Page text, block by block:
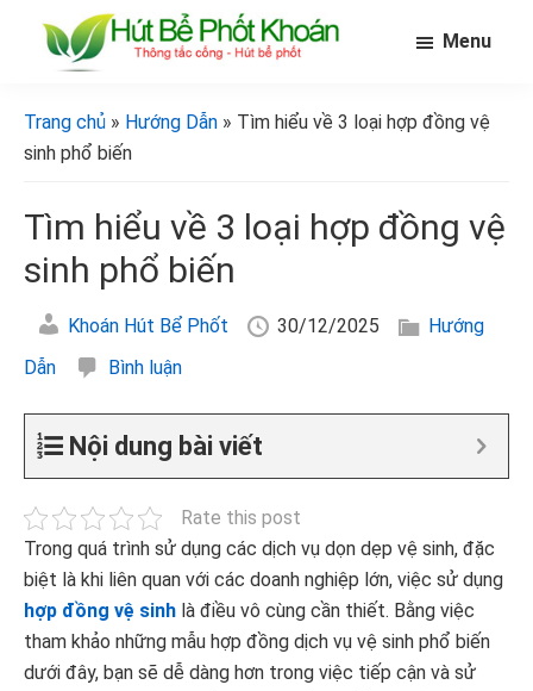
phốt
khoán]
bể
phốt
Menu
Trang chủ » Hướng Dẫn » Tìm hiểu về 3 loại hợp đồng vệ
sinh phổ biến
Tìm hiểu về 3 loại hợp đồng vệ
sinh phổ biến
Khoán Hút Bể Phốt 30/12/2025
Hướng
Dẫn
Bình luận
Nội dung bài viết
Rate this post
Trong quá trình sử dụng các dịch vụ dọn dẹp vệ sinh, đặc
biệt là khi liên quan với các doanh nghiệp lớn, việc sử dụng
hợp đồng vệ sinh là điều vô cùng cần thiết. Bằng việc
tham khảo những mẫu hợp đồng dịch vụ vệ sinh phổ biến
dưới đây, bạn sẽ dễ dàng hơn trong việc tiếp cận và sử